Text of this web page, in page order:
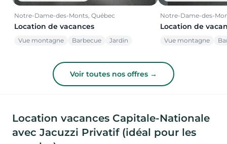
Notre-Dame-des-Monts, Québec
Location de vacances
Vue montagne Barbecue Jardin
Notre-Dame-des-
Location de
Vue montagne
Voir toutes nos offres →
Location vacances Capitale-Nationale
avec Jacuzzi Privatif (idéal pour les